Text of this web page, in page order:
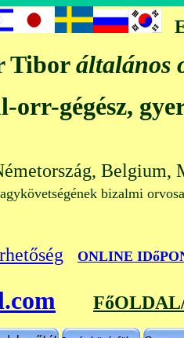
Tiboráltalános
gégész,
bizalmi
ONLINE